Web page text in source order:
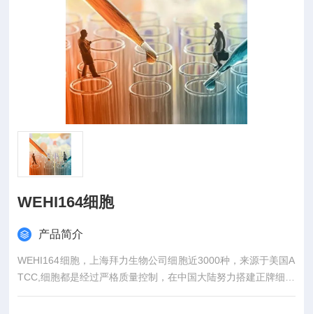
WEHI164细胞
产品简介
WEHI164细胞，上海拜力生物公司细胞近3000种，来源于美国A
TCC,细胞都是经过严格质量控制，在中国大陆努力搭建正牌细胞
与国内广大科研人员之间的沟通桥梁。外，还有更多相关实验产